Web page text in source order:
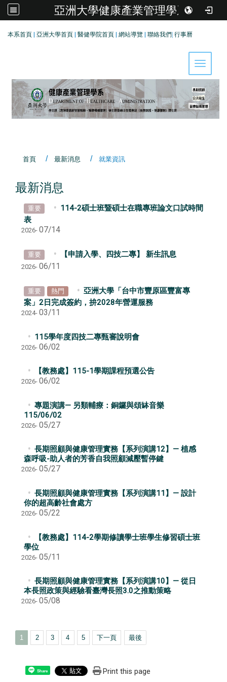
亞洲大學健康產業管理學系
本系首頁 亞洲大學首頁 醫健學院首頁 網站導覽 聯絡我們 行事曆
Toggle
首頁 最新消息 就業資訊
最新消息
重要
114-2碩士班暨碩士在職專班論文口試時間
表
2026- 07/14
重要 【申請入學、四技二專】 新生訊息
2026- 06/11
重要 熱門
亞洲大學「台中市豐原區豐富專
案」2日完成簽約，拚2028年營運服務
2024- 03/11
115學年度四技二專甄審說明會​​​​
2026- 06/02
【教務處】115-1學期課程預選公告
2026- 06/02
專題演講— 另類輔療：銅鑼與頌缽音樂
115/06/02
2026- 05/27
長期照顧與健康管理實務【系列演講12】— 植感
森呼吸-助人者的芳香自我照顧減壓暫停鍵
2026- 05/27
長期照顧與健康管理實務【系列演講11】— 設計
你的超高齡社會處方
2026- 05/22
【教務處】114-2學期修讀學士班學生修習碩士班
學位
2026- 05/11
長期照顧與健康管理實務【系列演講10】— 從日
本長照政策與經驗看臺灣長照3.0之推動策略
2026- 05/08
1 2 3 4 5 下一頁 最後
Share Print this page